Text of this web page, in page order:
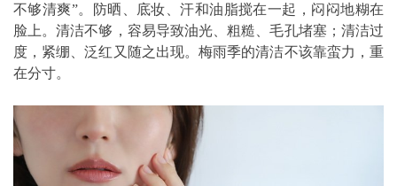
不够清爽”。防晒、底妆、汗和油脂搅在一起，闷闷地糊在
脸上。清洁不够，容易导致油光、粗糙、毛孔堵塞；清洁过
度，紧绷、泛红又随之出现。梅雨季的清洁不该靠蛮力，重
在分寸。